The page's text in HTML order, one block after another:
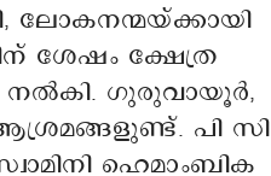
ലോകനന്മയ്ക്കായി
ശേഷം ക്ഷേത്ര
നൽകി. ഗുരുവായൂർ,
പി സി
ഹെമാംബിക